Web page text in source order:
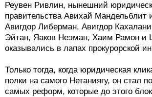
Реувен Ривлин, нынешний
правительства Авихай Мандельблит
Авигдор Либерман, Авигдор
Эйтан, Яаков Неэман, Хаим Рамон и
оказывались в лапах прокурорской
Только тогда, когда юридическая
полки на самого Нетаниягу, он стал
самых реформ, которые до этого